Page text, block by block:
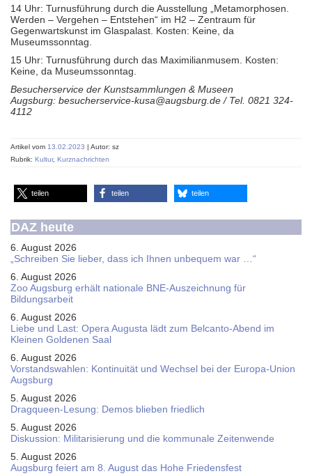
14 Uhr: Turnusführung durch die Ausstellung „Metamorphosen.
Werden – Vergehen – Entstehen“ im H2 – Zentraum für
Gegenwartskunst im Glaspalast. Kosten: Keine, da
Museumssonntag.
15 Uhr: Turnusführung durch das Maximilianmusem. Kosten:
Keine, da Museumssonntag.
Besucherservice der Kunstsammlungen & Museen
Augsburg: besucherservice-kusa@augsburg.de / Tel. 0821 324-
4112
Artikel vom 13.02.2023 | Autor: sz
Rubrik: Kultur, Kurznachrichten
teilen teilen teilen
DAZ heute
6. August 2026
„Schreiben Sie lieber, dass ich Ihnen unbequem war …“
6. August 2026
Zoo Augsburg erhält nationale BNE-Auszeichnung für
Bildungsarbeit
6. August 2026
Liebe und Last: Opera Augusta lädt zum Belcanto-Abend im
Kleinen Goldenen Saal
6. August 2026
Vorstandswahlen: Kontinuität und Wechsel bei der Europa-Union
Augsburg
5. August 2026
Dragqueen-Lesung: Demos blieben friedlich
5. August 2026
Diskussion: Mi­li­ta­ri­sie­rung und die kommunale Zeitenwende
5. August 2026
Augsburg feiert am 8. August das Hohe Friedensfest